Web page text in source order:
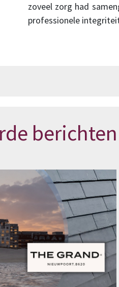
zoveel zorg had
professionele
berichten